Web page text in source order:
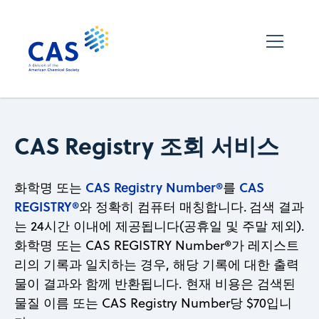
CAS Registry 조회 서비스
화학명 또는 CAS Registry Number®를 CAS
REGISTRY®와 정확히 컴퓨터 매칭합니다. 검색 결과
는 24시간 이내에 제공됩니다(공휴일 및 주말 제외).
화학명 또는 CAS REGISTRY Number®가 레지스트
리의 기록과 일치하는 경우, 해당 기록에 대한 출력
물이 결과와 함께 반환됩니다. 현재 비용은 검색된
물질 이름 또는 CAS Registry Number당 $70입니